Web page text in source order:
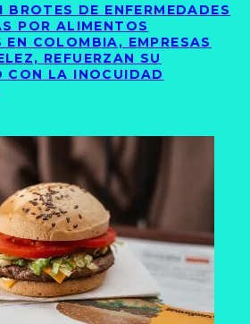
DE ENFERMEDADES
POR ALIMENTOS
EN COLOMBIA, EMPRESAS
REFUERZAN SU
CON LA INOCUIDAD